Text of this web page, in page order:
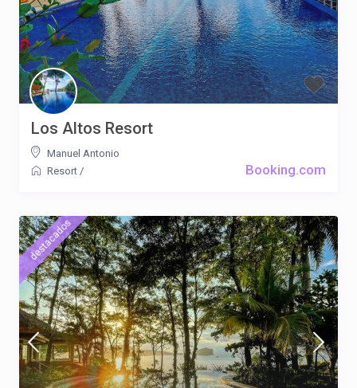
Booking.com
Los Altos Resort
Manuel Antonio
Resort /
destacados